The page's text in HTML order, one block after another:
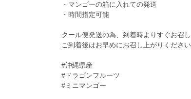
・マンゴーの箱に入れての発送
・時間指定可能
クール便発送の為、到着時よりすぐお召
ご到着後はお早めにお召し上がりください
#沖縄県産
#ドラゴンフルーツ